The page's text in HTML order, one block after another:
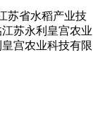
苏省水稻产业技
苏永利皇宫农业
宫农业科技有限